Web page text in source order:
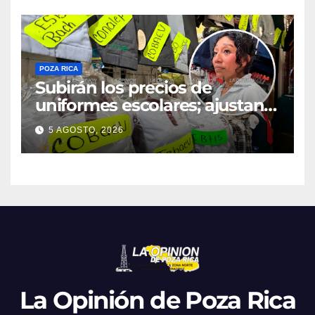
POZA RICA
Subirán los precios de
uniformes escolares; ajustan
promociones
5 AGOSTO, 2026
La Opinión de Poza Rica